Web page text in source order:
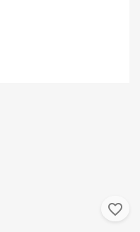
favorite_border